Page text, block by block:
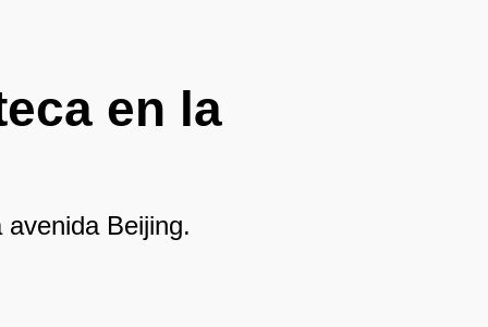
en la
Beijing.